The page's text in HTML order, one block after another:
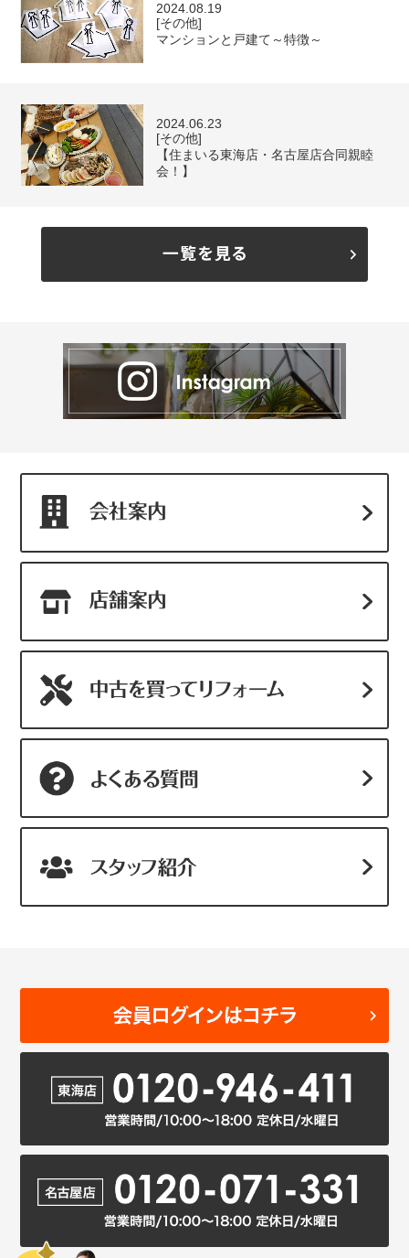
2024.08.19
[その他]
マンションと戸建て～特徴～
2024.06.23
[その他]
【住まいる東海店・名古屋店合同親睦
会！】